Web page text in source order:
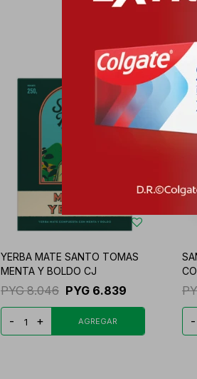
YERBA MATE SANTO TOMAS
MENTA Y BOLDO CJ
PYG 8.046 PYG 6.839
- + -